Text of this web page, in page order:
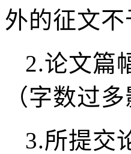
外的征文不
2.论文篇
（字数过
3.所提交